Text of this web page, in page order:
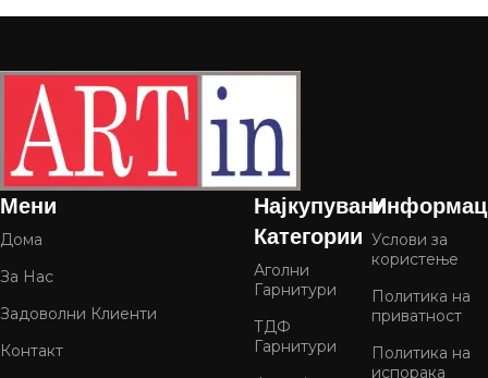
Мени
Дома
За Нас
Задоволни Клиенти
Контакт
Најкупувани
Категории
Аголни
Гарнитури
ТДФ
Гарнитури
Услови за
користење
Политика на
приватност
Политика на
испорака